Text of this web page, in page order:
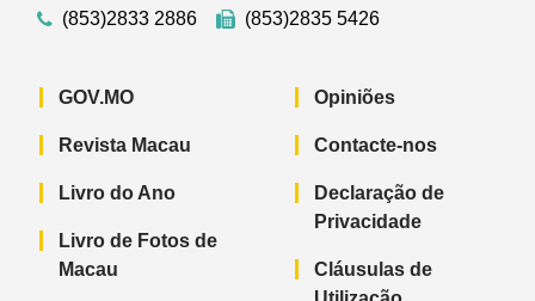
(853)2833 2886
(853)2835 5426
GOV.MO
Revista Macau
Livro do Ano
Livro de Fotos de
Macau
Opiniões
Contacte-nos
Declaração de
Privacidade
Cláusulas de